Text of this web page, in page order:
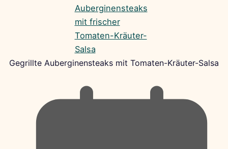
Gegrillte Auberginensteaks mit Tomaten-Kräuter-Salsa